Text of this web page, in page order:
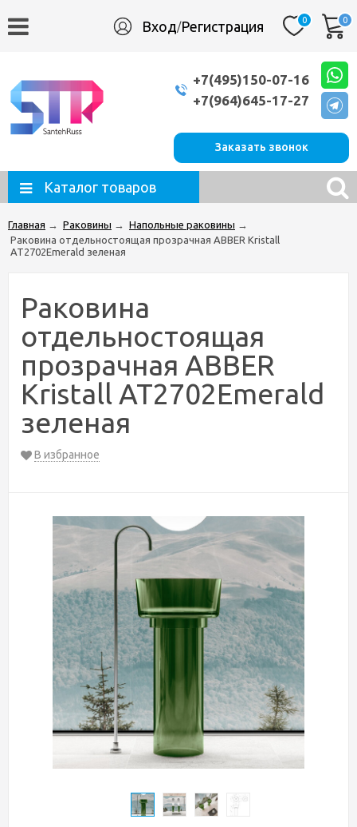
Вход/Регистрация 0 0
+7(495)150-07-16
+7(964)645-17-27
Заказать звонок
Каталог товаров
Главная → Раковины → Напольные раковины →
Раковина отдельностоящая прозрачная ABBER Kristall
AT2702Emerald зеленая
Раковина
отдельностоящая
прозрачная ABBER
Kristall AT2702Emerald
зеленая
В избранное